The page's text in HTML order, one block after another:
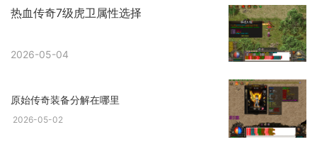
热血传奇7级虎卫属性选择
2026-05-04
原始传奇装备分解在哪里
2026-05-02